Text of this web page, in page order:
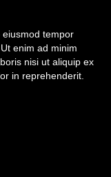
tempor
enim ad minim
nisi ut aliquip ex
in reprehenderit.